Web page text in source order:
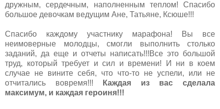
дружным, сердечным, наполненным теплом! Спасибо
большое девочкам ведущим Ане, Татьяне, Ксюше!!!
Спасибо каждому участнику марафона! Вы все
неимоверные молодцы, смогли выполнить столько
заданий, да еще и отчеты написать!!!Все это большой
труд, который требует и сил и времени! И ни в коем
случае не вините себя, что что-то не успели, или не
отчитались вовремя!!!
Каждая из вас сделала
максимум, и каждая героиня!!!